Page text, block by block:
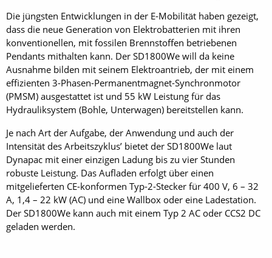
Die jüngsten Entwicklungen in der E-Mobilität haben gezeigt,
dass die neue Generation von Elektrobatterien mit ihren
konventionellen, mit fossilen Brennstoffen betriebenen
Pendants mithalten kann. Der SD1800We will da keine
Ausnahme bilden mit seinem Elektroantrieb, der mit einem
effizienten 3-Phasen-Permanentmagnet-Synchronmotor
(PMSM) ausgestattet ist und 55 kW Leistung für das
Hydrauliksystem (Bohle, Unterwagen) bereitstellen kann.
Je nach Art der Aufgabe, der Anwendung und auch der
Intensität des Arbeitszyklus’ bietet der SD1800We laut
Dynapac mit einer einzigen Ladung bis zu vier Stunden
robuste Leistung. Das Aufladen erfolgt über einen
mitgelieferten CE-konformen Typ-2-Stecker für 400 V, 6 – 32
A, 1,4 – 22 kW (AC) und eine Wallbox oder eine Ladestation.
Der SD1800We kann auch mit einem Typ 2 AC oder CCS2 DC
geladen werden.